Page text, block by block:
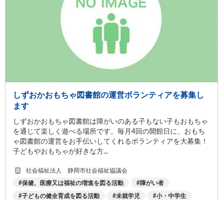
しずおかおもちゃ図書館の運営ボランティアを募集し
ます
しずおかおもちゃ図書館は障がいのある子もない子もおもちゃ
を通じて楽しく遊べる場所です。毎月4回の開館日に、おもち
ゃ図書館の運営をお手伝いしてくれるボランティアを大募集！
子どもやおもちゃが好きな方...
社会福祉法人 静岡市社会福祉協議会
保健、医療又は福祉の増進を図る活動 障がい者
子どもの健全育成を図る活動 未就学児 小・中学生